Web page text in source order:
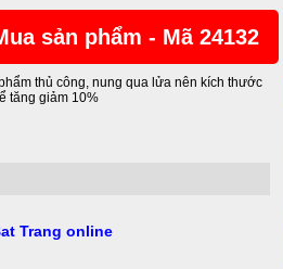
sản phẩm - Mã 24132
thủ công, nung qua lửa nên kích thước
tăng giảm 10%
Trang online